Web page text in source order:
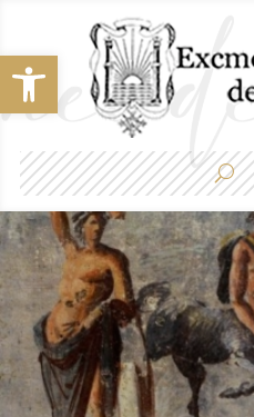
Abrir barra de herramientas